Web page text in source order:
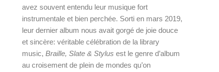
avez souvent entendu leur musique fort
instrumentale et bien perchée. Sorti en mars 2019,
leur dernier album nous avait gorgé de joie douce
et sincère: véritable célébration de la library
music, Braille, Slate & Stylus est le genre d’album
au croisement de plein de mondes qu’on